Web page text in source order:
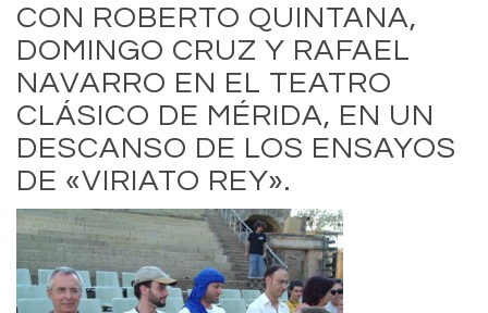
CON ROBERTO QUINTANA,
DOMINGO CRUZ Y RAFAEL
NAVARRO EN EL TEATRO
CLÁSICO DE MÉRIDA, EN UN
DESCANSO DE LOS ENSAYOS
DE «VIRIATO REY».